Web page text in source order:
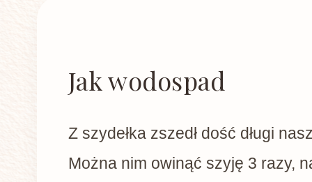
Jak wodospad
Z szydełka zszedł dość długi
Można nim owinąć szyję 3 razy,